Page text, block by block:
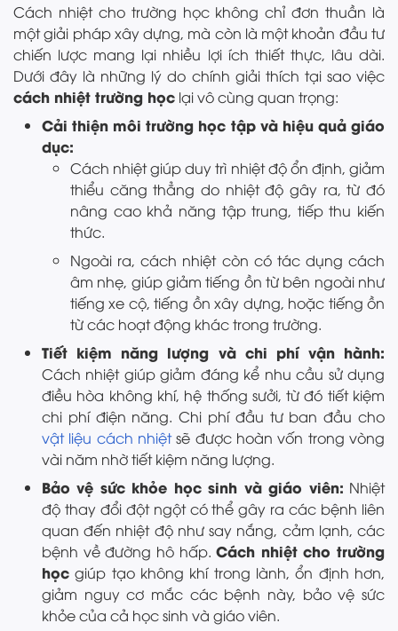
Cách nhiệt cho trường học không chỉ đơn thuần là
một giải pháp xây dựng, mà còn là một khoản đầu tư
chiến lược mang lại nhiều lợi ích thiết thực, lâu dài.
Dưới đây là những lý do chính giải thích tại sao việc
cách nhiệt trường học lại vô cùng quan trọng:
Cải thiện môi trường học tập và hiệu quả giáo
dục:
Cách nhiệt giúp duy trì nhiệt độ ổn định, giảm
thiểu căng thẳng do nhiệt độ gây ra, từ đó
nâng cao khả năng tập trung, tiếp thu kiến
thức.
Ngoài ra, cách nhiệt còn có tác dụng cách
âm nhẹ, giúp giảm tiếng ồn từ bên ngoài như
tiếng xe cộ, tiếng ồn xây dựng, hoặc tiếng ồn
từ các hoạt động khác trong trường.
Tiết kiệm năng lượng và chi phí vận hành:
Cách nhiệt giúp giảm đáng kể nhu cầu sử dụng
điều hòa không khí, hệ thống sưởi, từ đó tiết kiệm
chi phí điện năng. Chi phí đầu tư ban đầu cho
vật liệu cách nhiệtsẽ được hoàn vốn trong vòng
vài năm nhờ tiết kiệm năng lượng.
Bảo vệ sức khỏe học sinh và giáo viên: Nhiệt
độ thay đổi đột ngột có thể gây ra các bệnh liên
quan đến nhiệt độ như say nắng, cảm lạnh, các
bệnh về đường hô hấp.Cách nhiệt cho trường
học giúp tạo không khí trong lành, ổn định hơn,
giảm nguy cơ mắc các bệnh này, bảo vệ sức
khỏe của cả học sinh và giáo viên.